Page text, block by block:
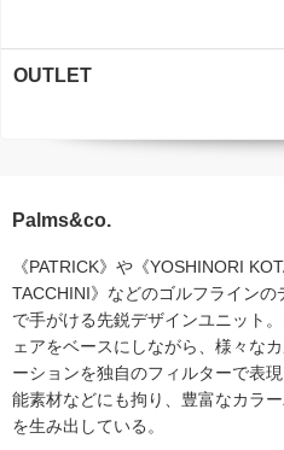
OUTLET
Palms&co.
《PATRICK》や《YOSHINORI
TACCHINI》などのゴルフラインの
で手がける先鋭デザインユニット
ェアをベースにしながら、様々な
ーションを独自のフィルターで表
能素材などにも拘り、豊富なカラ
を生み出している。